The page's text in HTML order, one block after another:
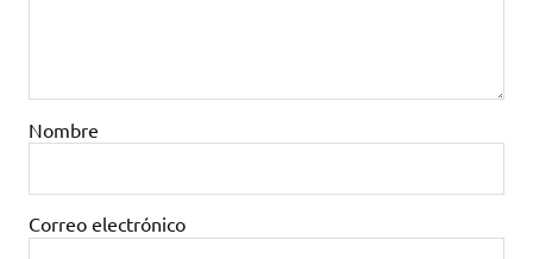
Nombre
Correo electrónico